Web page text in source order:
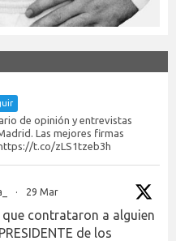
de opinión y entrevistas
Las mejores firmas
t.co/zLS1tzeb3h
· 29 Mar
contrataron a alguien
de los